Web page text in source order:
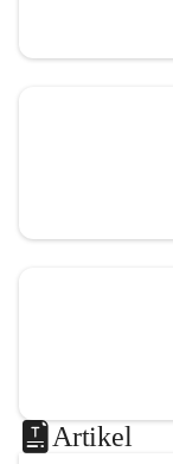
Artikel